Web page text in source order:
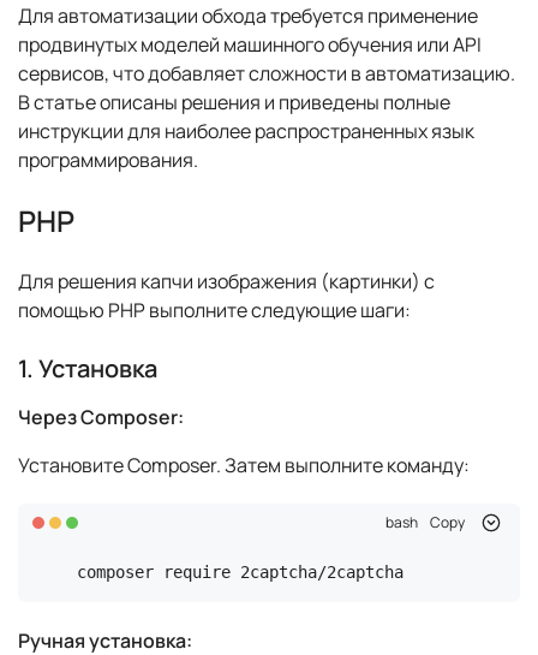
Для автоматизации обхода требуется применение
продвинутых моделей машинного обучения или API
сервисов, что добавляет сложности в автоматизацию.
В статье описаны решения и приведены полные
инструкции для наиболее распространенных язык
программирования.
PHP
Для решения капчи изображения (картинки) с
помощью PHP выполните следующие шаги:
1. Установка
Через Composer:
Установите Composer. Затем выполните команду:
bash Copy
composer require 2captcha/2captcha
Ручная установка: